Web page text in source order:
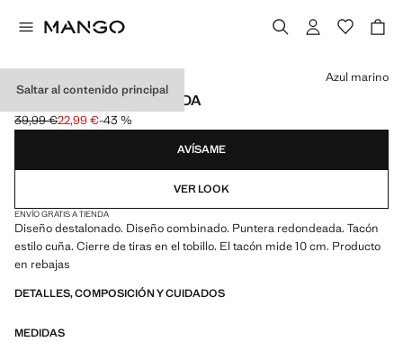
Saltar al contenido principal
CUÑA ATADA COMBINADA
Precio inicial tachado [39,99 € ]
39,99 €
Precio actual [22,99 € ]
22,99 €-43 %
Selecciona un color
Azul marino
AVÍSAME
VER LOOK
ENVÍO GRATIS A TIENDA
Diseño destalonado. Diseño combinado. Puntera redondeada. Tacón
estilo cuña. Cierre de tiras en el tobillo. El tacón mide 10 cm. Producto
en rebajas
DETALLES, COMPOSICIÓN Y CUIDADOS
MEDIDAS